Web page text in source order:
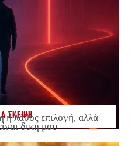
ΣΚΕΨΗ
ή λάθος επιλογή, αλλά
δική μου